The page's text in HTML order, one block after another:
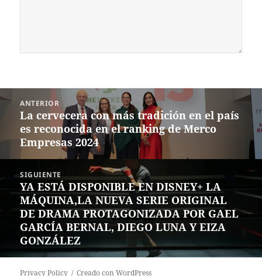
Navegación
entradas
ANTERIOR
Entrada
anterior:
La cervecera con más tradición en el país
es reconocida en el ranking de Merco
Empresas 2024
SIGUIENTE
Siguiente
entrada:
YA ESTÁ DISPONIBLE EN DISNEY+ LA
MÁQUINA,LA NUEVA SERIE ORIGINAL
DE DRAMA PROTAGONIZADA POR GAEL
GARCÍA BERNAL, DIEGO LUNA Y EIZA
GONZÁLEZ
Privacy Policy Creado con WordPress